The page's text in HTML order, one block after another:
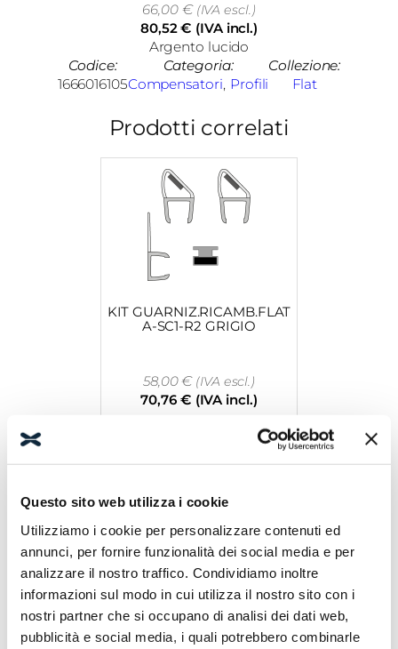
Questo sito web utilizza i cookie
Utilizziamo i cookie per personalizzare contenuti ed
annunci, per fornire funzionalità dei social media e per
analizzare il nostro traffico. Condividiamo inoltre
informazioni sul modo in cui utilizza il nostro sito con i
nostri partner che si occupano di analisi dei dati web,
pubblicità e social media, i quali potrebbero combinarle
66,00 €(IVA escl.)
80,52€ (IVA incl.)
Argento lucido
Codice:
1666016105
Categoria:
Compensatori, Profili
Collezione:
Flat
Prodotti correlati
KIT GUARNIZ.RICAMB.FLAT
A-SC1-R2 GRIGIO
58,00€(IVA escl.)
70,76 € (IVA incl.)
COMP.DOPPIO MOD.2.0
ARG.LUC L.1900